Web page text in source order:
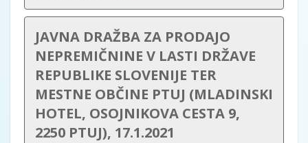
JAVNA DRAŽBA ZA PRODAJO
NEPREMIČNINE V LASTI DRŽAVE
REPUBLIKE SLOVENIJE TER
MESTNE OBČINE PTUJ (MLADINSKI
HOTEL, OSOJNIKOVA CESTA 9,
2250 PTUJ), 17.1.2021